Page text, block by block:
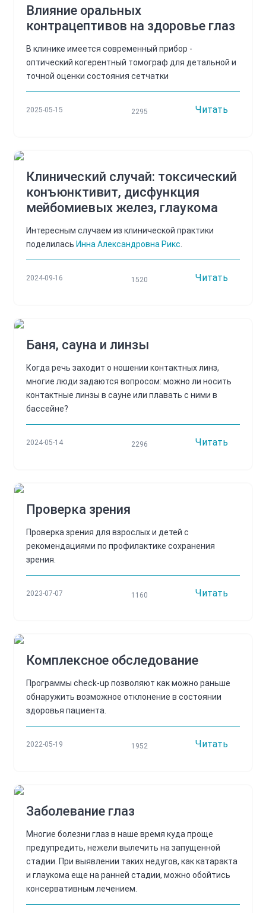
Влияние оральных
контрацептивов на здоровье глаз
В клинике имеется современный прибор -
оптический когерентный томограф для детальной и
точной оценки состояния сетчатки
2025-05-15 2295 Читать
Клинический случай: токсический
конъюнктивит, дисфункция
мейбомиевых желез, глаукома
Интересным случаем из клинической практики
поделилась Инна Александровна Рикс
2024-09-16 1520 Читать
Баня, сауна и линзы
Когда речь заходит о ношении контактных линз,
многие люди задаются вопросом: можно ли носить
контактные линзы в сауне или плавать с ними в
бассейне?
2024-05-14 2296 Читать
Проверка зрения
Проверка зрения для взрослых и детей с
рекомендациями по профилактике сохранения
зрения.
2023-07-07 1160 Читать
Комплексное обследование
Программы check-up позволяют как можно раньше
обнаружить возможное отклонение в состоянии
здоровья пациента.
2022-05-19 1952 Читать
Заболевание глаз
Многие болезни глаз в наше время куда проще
предупредить, нежели вылечить на запущенной
стадии. При выявлении таких недугов, как катаракта
и глаукома еще на ранней стадии, можно обойтись
консервативным лечением.